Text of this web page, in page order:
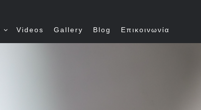
Videos Gallery Blog Επικοινωνία